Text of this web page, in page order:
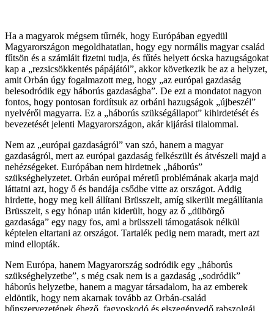
Ha a magyarok mégsem tűrnék, hogy Európában egyedül
Magyarországon megoldhatatlan, hogy egy normális magyar család
fűtsön és a számláit fizetni tudja, és fűtés helyett ócska hazugságokat
kap a „rezsicsökkentés pápájától”, akkor következik be az a helyzet,
amit Orbán úgy fogalmazott meg, hogy „az európai gazdaság
belesodródik egy háborús gazdaságba”. De ezt a mondatot nagyon
fontos, hogy pontosan fordítsuk az orbáni hazugságok „újbeszél”
nyelvéről magyarra. Ez a „háborús szükségállapot” kihirdetését és
bevezetését jelenti Magyarországon, akár kijárási tilalommal.
Nem az „európai gazdaságról” van szó, hanem a magyar
gazdaságról, mert az európai gazdaság felkészült és átvészeli majd a
nehézségeket. Európában nem hirdetnek „háborús”
szükséghelyzetet. Orbán európai méretű problémának akarja majd
láttatni azt, hogy ő és bandája csődbe vitte az országot. Addig
hirdette, hogy meg kell állítani Brüsszelt, amíg sikerült megállítania
Brüsszelt, s egy hónap után kiderült, hogy az ő „dübörgő
gazdasága” egy nagy fos, ami a brüsszeli támogatások nélkül
képtelen eltartani az országot. Tartalék pedig nem maradt, mert azt
mind ellopták.
Nem Európa, hanem Magyarország sodródik egy „háborús
szükséghelyzetbe”, s még csak nem is a gazdaság „sodródik”
háborús helyzetbe, hanem a magyar társadalom, ha az emberek
eldöntik, hogy nem akarnak tovább az Orbán-család
bűnszervezetének éhező, fagyoskodó és elszegényedő rabszolgái